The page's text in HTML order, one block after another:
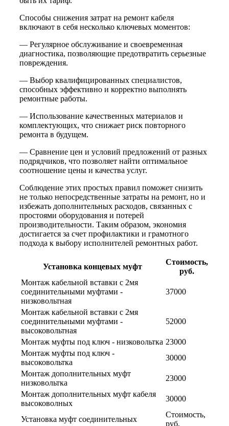
Способы снижения затрат на ремонт кабеля
включают в себя несколько ключевых моментов:
— Регулярное обслуживание и своевременная
диагностика, позволяющие предотвратить серьезные
повреждения.
— Выбор квалифицированных специалистов,
способных эффективно и корректно выполнять
ремонтные работы.
— Использование качественных материалов и
комплектующих, что снижает риск повторного
ремонта в будущем.
— Сравнение цен и условий предложений от разных
подрядчиков, что позволяет найти оптимальное
соотношение цены и качества услуг.
Соблюдение этих простых правил поможет снизить
не только непосредственные затраты на ремонт, но и
избежать дополнительных расходов, связанных с
простоями оборудования и потерей
производительности. Таким образом, экономия
достигается за счет профилактики и грамотного
подхода к выбору исполнителей ремонтных работ.
Установка концевых муфт
Стоимость,
руб.
Монтаж кабельной вставки c 2мя
соединительными муфтами -
низковольтная
37000
Монтаж кабельной вставки c 2мя
соединительными муфтами -
высоковольтная
52000
Монтаж муфты под ключ - низковольтка 23000
Монтаж муфты под ключ -
высоковольтка
30000
Монтаж дополнительных муфт
низковольтка
23000
Монтаж дополнительных муфт кабеля
высоковолных
30000
Установка муфт соединительных
Стоимость,
руб.